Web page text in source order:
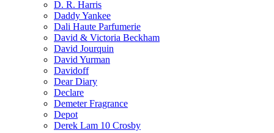
D. R. Harris
Daddy Yankee
Dali Haute Parfumerie
David & Victoria Beckham
David Jourquin
David Yurman
Davidoff
Dear Diary
Declare
Demeter Fragrance
Depot
Derek Lam 10 Crosby